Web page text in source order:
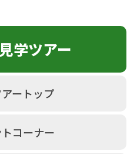
学ツアー
ートップ
コーナー